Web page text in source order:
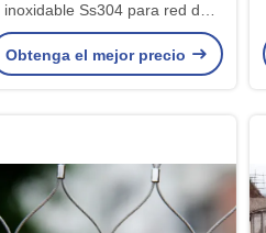
inoxidable Ss304 para red de
protección de barrera de
seguridad
Obtenga el mejor precio